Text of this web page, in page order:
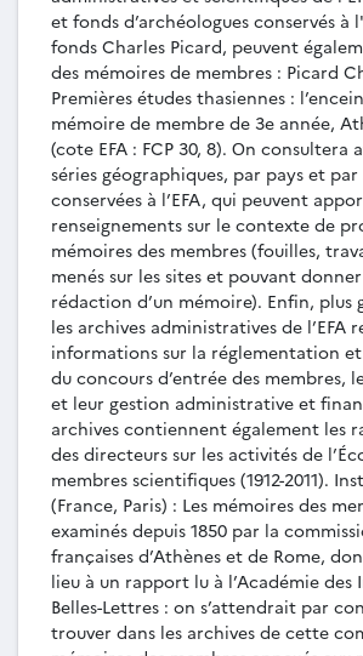
MEM-009 - Gustave Blum,
Delphes : I. Le portique d’Attale à
portique ouest à Delphes ; III.
à Delphes, mémoire de membre
Athènes, EFA, 1913.
MEM-010 - Charles Avezou,
établissements gymnastiques de
gymnase ; II. La palestre ; III.
mémoire de membre de 4e année,
1914.
MEM-011 - Georges Daux, Le
Sicyone et ses fondations,
de 1ère année, Athènes, EFA, 1921.
MEM-012 - Jean
de Philippes, mémoire de membre
Athènes, EFA, [1922].
MEM-013 - André-Jean
sanctuaire de Silvain, mémoire
1ère année, Athènes, EFA, 1922.
MEM-014 - Georges Daux,
Thasos, mémoire de membre de
Athènes, EFA, 1923.
MEM-015 - Antoine Bon,
les ruines antiques de l’île et en
et fonds d’archéologues conservés à
fonds Charles Picard, peuvent
des mémoires de membres : Picard
Premières études thasiennes :
mémoire de membre de 3e année,
(cote EFA : FCP 30, 8). Οn consultera
séries géographiques, par pays et
conservées à l’EFA, qui peuvent
renseignements sur le contexte de
mémoires des membres (fouilles,
menés sur les sites et pouvant
rédaction d’un mémoire). Enfin, plus
les archives administratives de l’EFA
informations sur la réglementation et
du concours d’entrée des membres,
et leur gestion administrative et
archives contiennent également les
des directeurs sur les activités de
membres scientifiques (1912-2011).
(France, Paris) : Les mémoires des
examinés depuis 1850 par la
françaises d’Athènes et de Rome,
lieu à un rapport lu à l’Académie
Belles-Lettres : on s’attendrait par
trouver dans les archives de cette